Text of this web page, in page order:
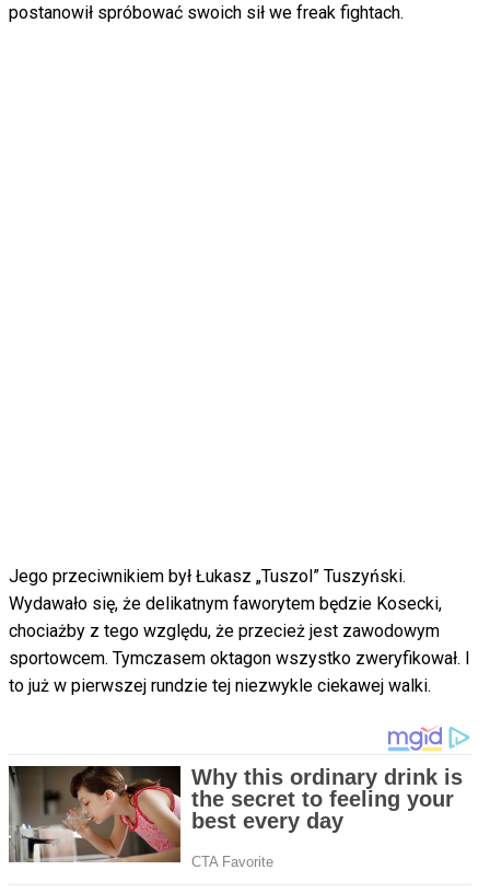
postanowił spróbować swoich sił we freak fightach.
Jego przeciwnikiem był Łukasz „Tuszol” Tuszyński.
Wydawało się, że delikatnym faworytem będzie Kosecki,
chociażby z tego względu, że przecież jest zawodowym
sportowcem. Tymczasem oktagon wszystko zweryfikował. I
to już w pierwszej rundzie tej niezwykle ciekawej walki.